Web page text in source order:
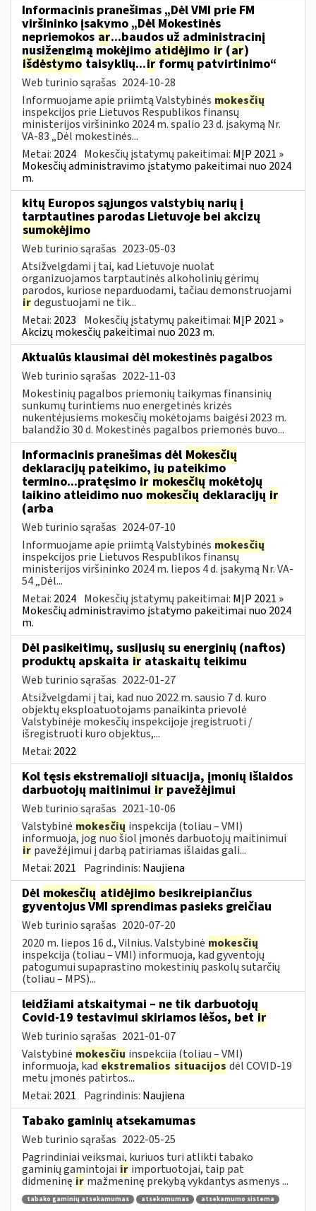
Informacinis pranešimas „Dėl VMI prie FM
viršininko įsakymo „Dėl Mokestinės
nepriemokos ar...baudos už administracinį
nusižengimą mokėjimo atidėjimo ir (ar)
išdėstymo taisyklių...irformų patvirtinimo“
Web turinio sąrašas 2024-10-28
Informuojame apie priimtą Valstybinės mokesčių
inspekcijos prie Lietuvos Respublikos finansų
ministerijos viršininko 2024 m. spalio 23 d. įsakymą Nr.
VA-83 „Dėl mokestinės...
Metai: 2024 Mokesčių įstatymų pakeitimai: MĮP 2021 »
Mokesčių administravimo įstatymo pakeitimai nuo 2024
m.
kitų Europos sąjungos valstybių narių į
tarptautines parodas Lietuvoje bei akcizų
sumokėjimo
Web turinio sąrašas 2023-05-03
Atsižvelgdami į tai, kad Lietuvoje nuolat
organizuojamos tarptautinės alkoholinių gėrimų
parodos, kuriose neparduodami, tačiau demonstruojami
irdegustuojami ne tik...
Metai: 2023 Mokesčių įstatymų pakeitimai: MĮP 2021 »
Akcizų mokesčių pakeitimai nuo 2023 m.
Aktualūs klausimai dėl mokestinės pagalbos
Web turinio sąrašas 2022-11-03
Mokestinių pagalbos priemonių taikymas finansinių
sunkumų turintiems nuo energetinės krizės
nukentėjusiems mokesčių mokėtojams baigėsi 2023 m.
balandžio 30 d. Mokestinės pagalbos priemonės buvo...
Informacinis pranešimas dėl Mokesčių
deklaracijų pateikimo, jų pateikimo
termino...pratęsimo ir mokesčių mokėtojų
laikino atleidimo nuomokesčiųdeklaracijų ir
(arba
Web turinio sąrašas 2024-07-10
Informuojame apie priimtą Valstybinės mokesčių
inspekcijos prie Lietuvos Respublikos finansų
ministerijos viršininko 2024 m. liepos 4 d. įsakymą Nr. VA-
54 „Dėl...
Metai: 2024 Mokesčių įstatymų pakeitimai: MĮP 2021 »
Mokesčių administravimo įstatymo pakeitimai nuo 2024
m.
Dėl pasikeitimų, susijusių su energinių (naftos)
produktų apskaita ir ataskaitų teikimu
Web turinio sąrašas 2022-01-27
Atsižvelgdami į tai, kad nuo 2022 m. sausio 7 d. kuro
objektų eksploatuotojams panaikinta prievolė
Valstybinėje mokesčių inspekcijoje įregistruoti /
išregistruoti kuro objektus,...
Metai: 2022
Kol tęsis ekstremalioji situacija, įmonių išlaidos
darbuotojų maitinimui ir pavežėjimui
Web turinio sąrašas 2021-10-06
Valstybinė mokesčių inspekcija (toliau – VMI)
informuoja, jog nuo šiol įmonės darbuotojų maitinimui
ir pavežėjimui į darbą patiriamas išlaidas gali...
Metai: 2021 Pagrindinis: Naujiena
Dėl mokesčių atidėjimo besikreipiančius
gyventojus VMI sprendimas pasieks greičiau
Web turinio sąrašas 2020-07-20
2020 m. liepos 16 d., Vilnius. Valstybinė mokesčių
inspekcija (toliau – VMI) informuoja, kad gyventojų
patogumui supaprastino mokestinių paskolų sutarčių
(toliau – MPS)...
leidžiami atskaitymai – ne tik darbuotojų
Covid-19 testavimui skiriamos lėšos, bet ir
Web turinio sąrašas 2021-01-07
Valstybinė mokesčių inspekcija (toliau – VMI)
informuoja, kadekstremalios situacijos dėl COVID-19
metu įmonės patirtos...
Metai: 2021 Pagrindinis: Naujiena
Tabako gaminių atsekamumas
Web turinio sąrašas 2022-05-25
Pagrindiniai veiksmai, kuriuos turi atlikti tabako
gaminių gamintojai ir importuotojai, taip pat
didmeninę ir mažmeninę prekybą vykdantys asmenys ...
tabako gaminių atsekamumas atsekamumas atsekamumo sistema